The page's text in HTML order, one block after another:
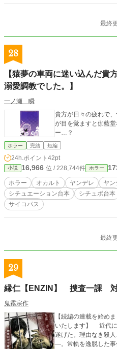
最終
28
【猿夢の車両に迷い込んだ貴
溺愛調教でした。】
一ノ瀬 瞬
貴方が日々の疲れで
が目を覚ますと伽藍
ー…？
ホラー 完結 短編
24h.ポイント 42pt
小説 16,966 位 / 228,744件 ホラー
ホラー オカルト ヤンデレ ヤ
シチュエーション台本
シチュボ台本
サイコパス
最終
29
縁仁【ENZIN】 捜査一課 対
鬼霧宗作
【続編の連載を始め
いたします】 近代において日本の犯罪事情は大きな変化を
遂げた。理由なき殺
―。常軌を逸脱した事